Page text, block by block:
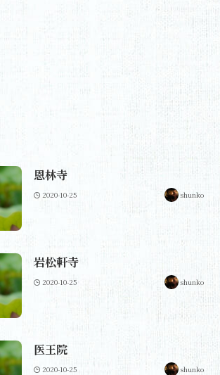
恩林寺
2020-10-25 shunko
岩松軒寺
2020-10-25 shunko
医王院
2020-10-25 shunko